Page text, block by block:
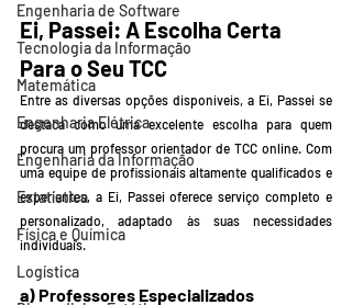
Engenharia de Software
Tecnologia da Informação
Matemática
Engenharia Elétrica
Engenharia da Informação
Estatística
Física e Química
Logística
Ei, Passei: A Escolha Certa
Para o Seu TCC
Entre as diversas opções disponíveis, a Ei, Passei se
destaca como uma excelente escolha para quem
procura um professor orientador de TCC online. Com
uma equipe de profissionais altamente qualificados e
experientes, a Ei, Passei oferece serviço completo e
personalizado, adaptado às suas necessidades
individuais.
a) Professores Especializados